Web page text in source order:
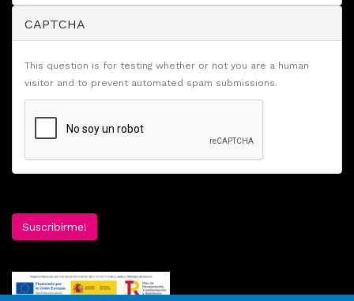
CAPTCHA
This question is for testing whether or not you are a human
visitor and to prevent automated spam submissions.
Suscribirme!